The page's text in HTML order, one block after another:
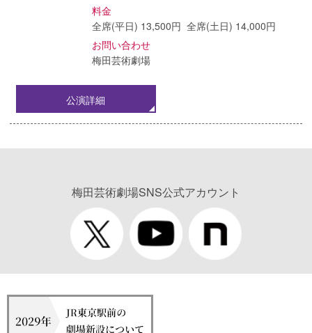
料金
全席(平日) 13,500円 全席(土日) 14,000円
お問い合わせ
梅田芸術劇場
公演詳細
梅田芸術劇場SNS公式アカウント